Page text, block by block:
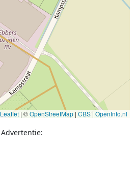
Leaflet | ©OpenStreetMap | CBS | OpenInfo.nl
Advertentie: